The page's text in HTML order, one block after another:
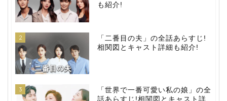
も紹介!
2
「二番目の夫」の全話あらすじ!
相関図とキャスト詳細も紹介!
3
「世界で一番可愛い私の娘」の全
話あらすじ!相関図とキャスト詳